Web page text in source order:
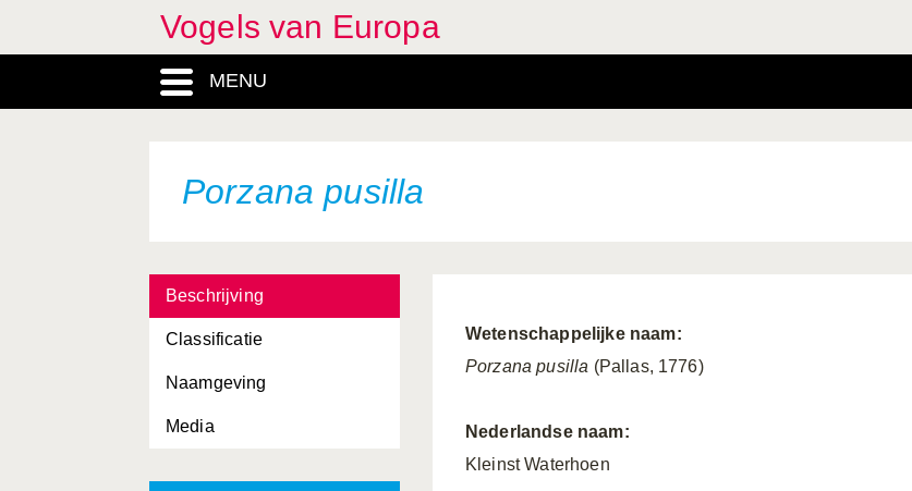
Vogels van Europa
MENU
Porzana pusilla
Beschrijving
Classificatie
Naamgeving
Media
Wetenschappelijke naam:
Porzana pusilla (Pallas, 1776)
Nederlandse naam:
Kleinst Waterhoen